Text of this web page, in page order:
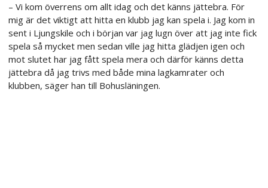
– Vi kom överrens om allt idag och det känns jättebra. För
mig är det viktigt att hitta en klubb jag kan spela i. Jag kom in
sent i Ljungskile och i början var jag lugn över att jag inte fick
spela så mycket men sedan ville jag hitta glädjen igen och
mot slutet har jag fått spela mera och därför känns detta
jättebra då jag trivs med både mina lagkamrater och
klubben, säger han till Bohusläningen.